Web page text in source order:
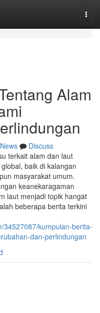
Alam
News
Discuss
terkait alam dan laut
baik di kalangan
masyarakat umum.
keanekaragaman
laut menjadi topik hangat
beberapa berita terkini
34527087/kumpulan-berita-
dan-perlindungan